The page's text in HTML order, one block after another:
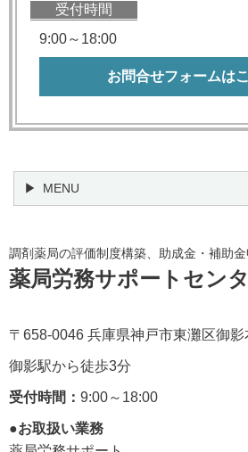
受付時間
9:00～18:00
お問合せフォームは
MENU
調剤薬局の評価制度構築、助成金・補助
薬局労務サポートセン
〒658-0046 兵庫県神戸市東灘区御
御影駅から徒歩3分
受付時間： 9:00～18:00
●お取扱い業務